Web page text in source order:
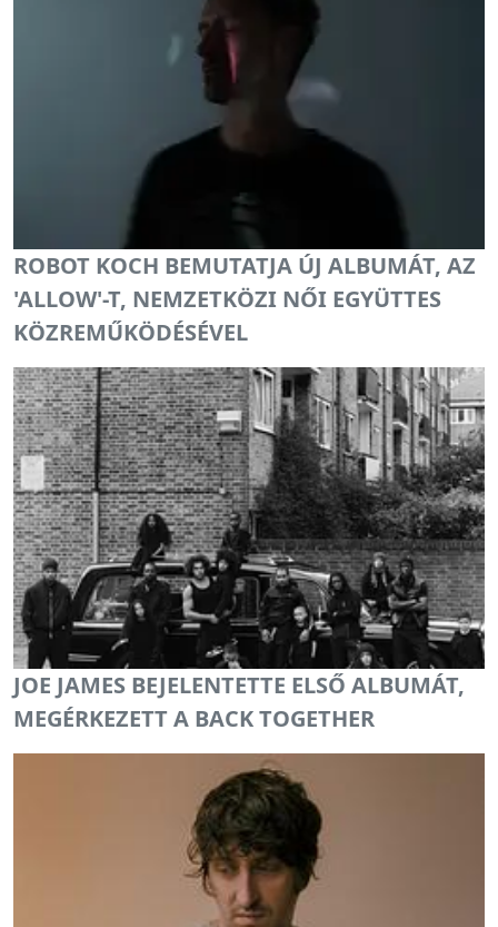
ROBOT KOCH BEMUTATJA ÚJ ALBUMÁT, AZ
'ALLOW'-T, NEMZETKÖZI NŐI EGYÜTTES
KÖZREMŰKÖDÉSÉVEL
JOE JAMES BEJELENTETTE ELSŐ ALBUMÁT,
MEGÉRKEZETT A BACK TOGETHER